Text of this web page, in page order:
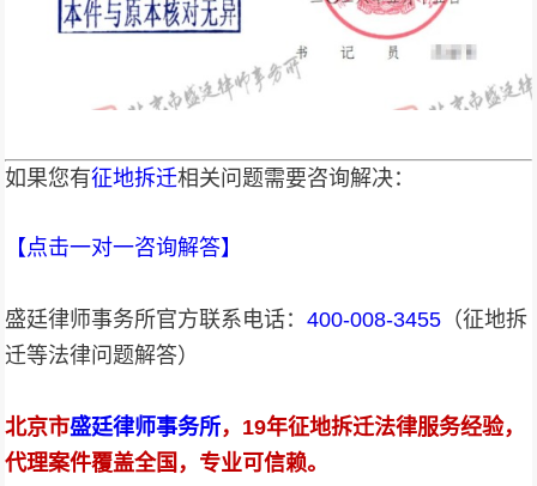
如果您有征地拆迁相关问题需要咨询解决：
【点击一对一咨询解答】
盛廷律师事务所官方联系电话：400-008-3455 （征地拆
迁等法律问题解答）
北京市盛廷律师事务所， 19年征地拆迁法律服务经验，
代理案件覆盖全国，专业可信赖。